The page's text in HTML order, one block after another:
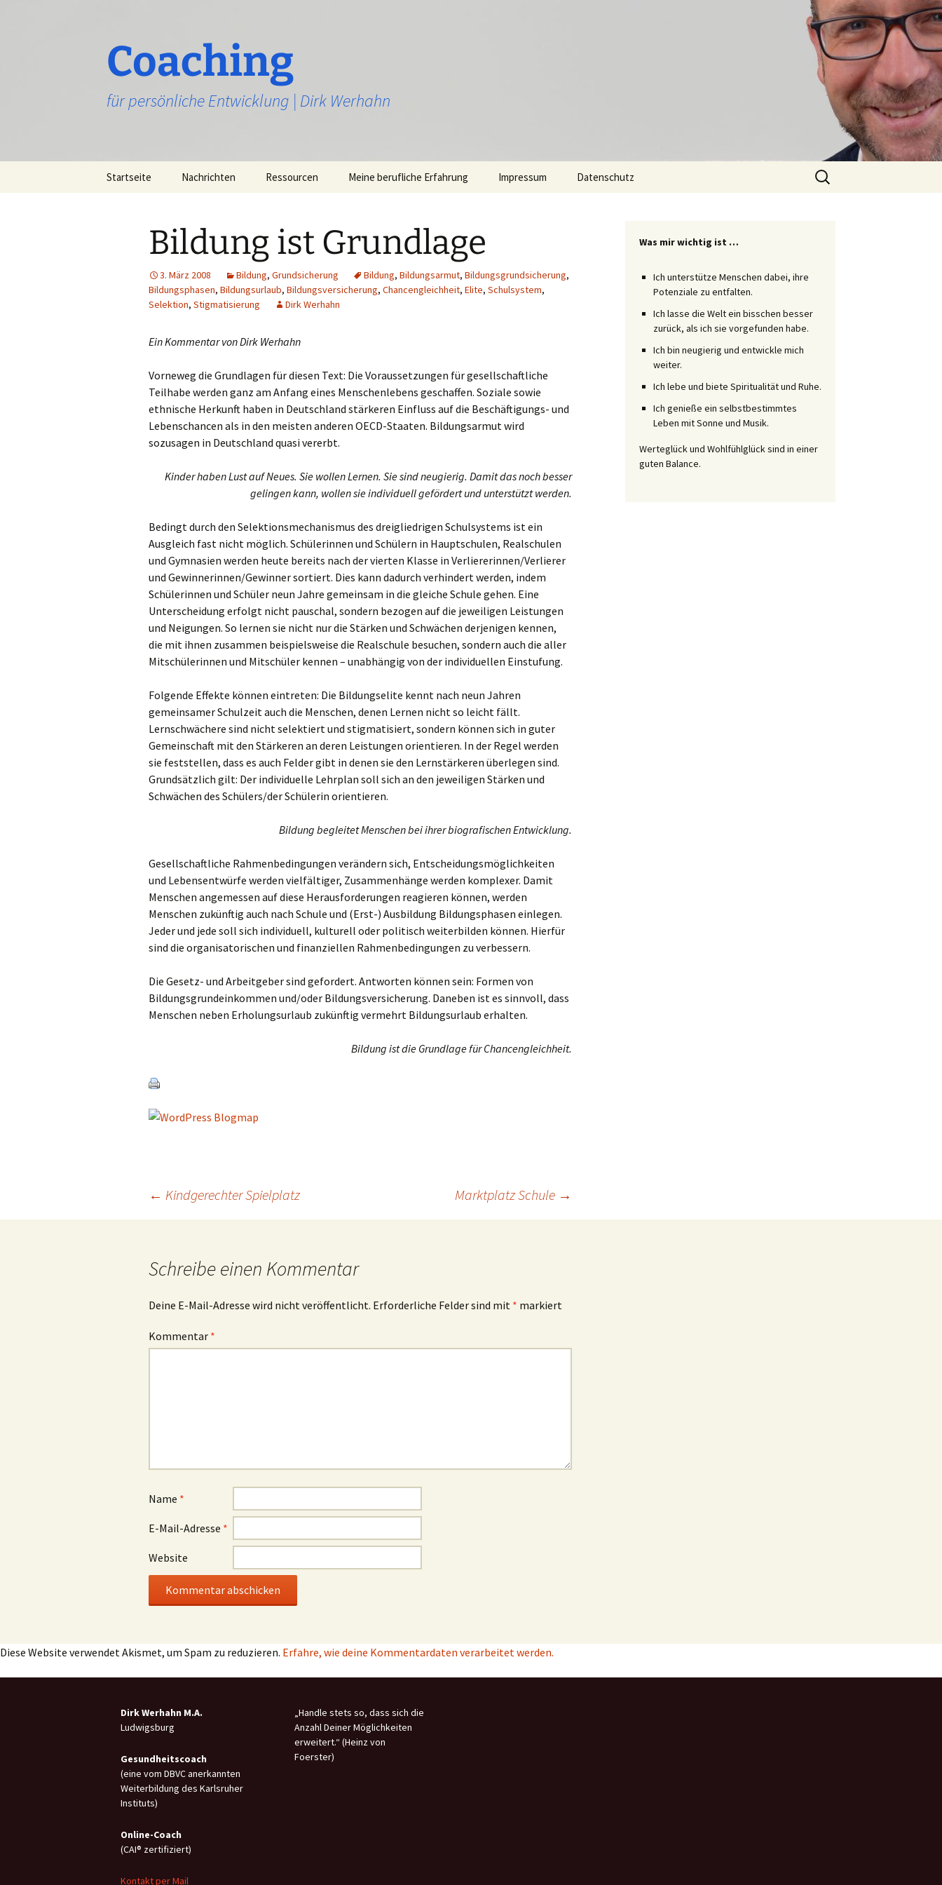
Coaching
für persönliche Entwicklung | Dirk Werhahn
Startseite Nachrichten Ressourcen Meine berufliche Erfahrung Impressum Datenschutz
Suchen
nach:
Bildung ist Grundlage
3. März 2008 Bildung, Grundsicherung Bildung, Bildungsarmut, Bildungsgrundsicherung,
Bildungsphasen, Bildungsurlaub, Bildungsversicherung, Chancengleichheit, Elite, Schulsystem,
Selektion, Stigmatisierung Dirk Werhahn
Ein Kommentar von Dirk Werhahn
Vorneweg die Grundlagen für diesen Text: Die Voraussetzungen für gesellschaftliche
Teilhabe werden ganz am Anfang eines Menschenlebens geschaffen. Soziale sowie
ethnische Herkunft haben in Deutschland stärkeren Einfluss auf die Beschäftigungs- und
Lebenschancen als in den meisten anderen OECD-Staaten. Bildungsarmut wird
sozusagen in Deutschland quasi vererbt.
Kinder haben Lust auf Neues. Sie wollen Lernen. Sie sind neugierig. Damit das noch besser
gelingen kann, wollen sie individuell gefördert und unterstützt werden.
Bedingt durch den Selektionsmechanismus des dreigliedrigen Schulsystems ist ein
Ausgleich fast nicht möglich. Schülerinnen und Schülern in Hauptschulen, Realschulen
und Gymnasien werden heute bereits nach der vierten Klasse in Verliererinnen/Verlierer
und Gewinnerinnen/Gewinner sortiert. Dies kann dadurch verhindert werden, indem
Schülerinnen und Schüler neun Jahre gemeinsam in die gleiche Schule gehen. Eine
Unterscheidung erfolgt nicht pauschal, sondern bezogen auf die jeweiligen Leistungen
und Neigungen. So lernen sie nicht nur die Stärken und Schwächen derjenigen kennen,
die mit ihnen zusammen beispielsweise die Realschule besuchen, sondern auch die aller
Mitschülerinnen und Mitschüler kennen – unabhängig von der individuellen Einstufung.
Folgende Effekte können eintreten: Die Bildungselite kennt nach neun Jahren
gemeinsamer Schulzeit auch die Menschen, denen Lernen nicht so leicht fällt.
Lernschwächere sind nicht selektiert und stigmatisiert, sondern können sich in guter
Gemeinschaft mit den Stärkeren an deren Leistungen orientieren. In der Regel werden
sie feststellen, dass es auch Felder gibt in denen sie den Lernstärkeren überlegen sind.
Grundsätzlich gilt: Der individuelle Lehrplan soll sich an den jeweiligen Stärken und
Schwächen des Schülers/der Schülerin orientieren.
Bildung begleitet Menschen bei ihrer biografischen Entwicklung.
Gesellschaftliche Rahmenbedingungen verändern sich, Entscheidungsmöglichkeiten
und Lebensentwürfe werden vielfältiger, Zusammenhänge werden komplexer. Damit
Menschen angemessen auf diese Herausforderungen reagieren können, werden
Menschen zukünftig auch nach Schule und (Erst-) Ausbildung Bildungsphasen einlegen.
Jeder und jede soll sich individuell, kulturell oder politisch weiterbilden können. Hierfür
sind die organisatorischen und finanziellen Rahmenbedingungen zu verbessern.
Die Gesetz- und Arbeitgeber sind gefordert. Antworten können sein: Formen von
Bildungsgrundeinkommen und/oder Bildungsversicherung. Daneben ist es sinnvoll, dass
Menschen neben Erholungsurlaub zukünftig vermehrt Bildungsurlaub erhalten.
Bildung ist die Grundlage für Chancengleichheit.
Beitragsnavigation
← Kindgerechter Spielplatz Marktplatz Schule →
Schreibe einen Kommentar
Deine E-Mail-Adresse wird nicht veröffentlicht. Erforderliche Felder sind mit * markiert
Kommentar *
Name *
E-Mail-Adresse *
Website
Diese Website verwendet Akismet, um Spam zu reduzieren. Erfahre, wie deine Kommentardaten verarbeitet werden.
Was mir wichtig ist …
Ich unterstütze Menschen dabei, ihre
Potenziale zu entfalten.
Ich lasse die Welt ein bisschen besser
zurück, als ich sie vorgefunden habe.
Ich bin neugierig und entwickle mich
weiter.
Ich lebe und biete Spiritualität und Ruhe.
Ich genieße ein selbstbestimmtes
Leben mit Sonne und Musik.
Werteglück und Wohlfühlglück sind in einer
guten Balance.
Dirk Werhahn M.A.
Ludwigsburg
Gesundheitscoach
(eine vom DBVC anerkannten
Weiterbildung des Karlsruher
Instituts)
Online-Coach
(CAI® zertifiziert)
Kontakt per Mail
„Handle stets so, dass sich die
Anzahl Deiner Möglichkeiten
erweitert.“ (Heinz von
Foerster)